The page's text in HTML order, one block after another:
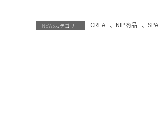
NEWSカテゴリー CREA 、 NIP商品 、